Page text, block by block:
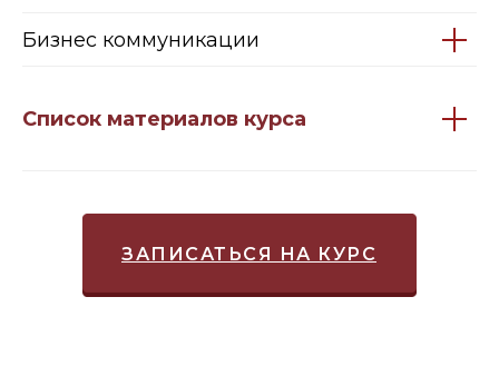
Бизнес коммуникации
Список материалов курса
ЗАПИСАТЬСЯ НА КУРС